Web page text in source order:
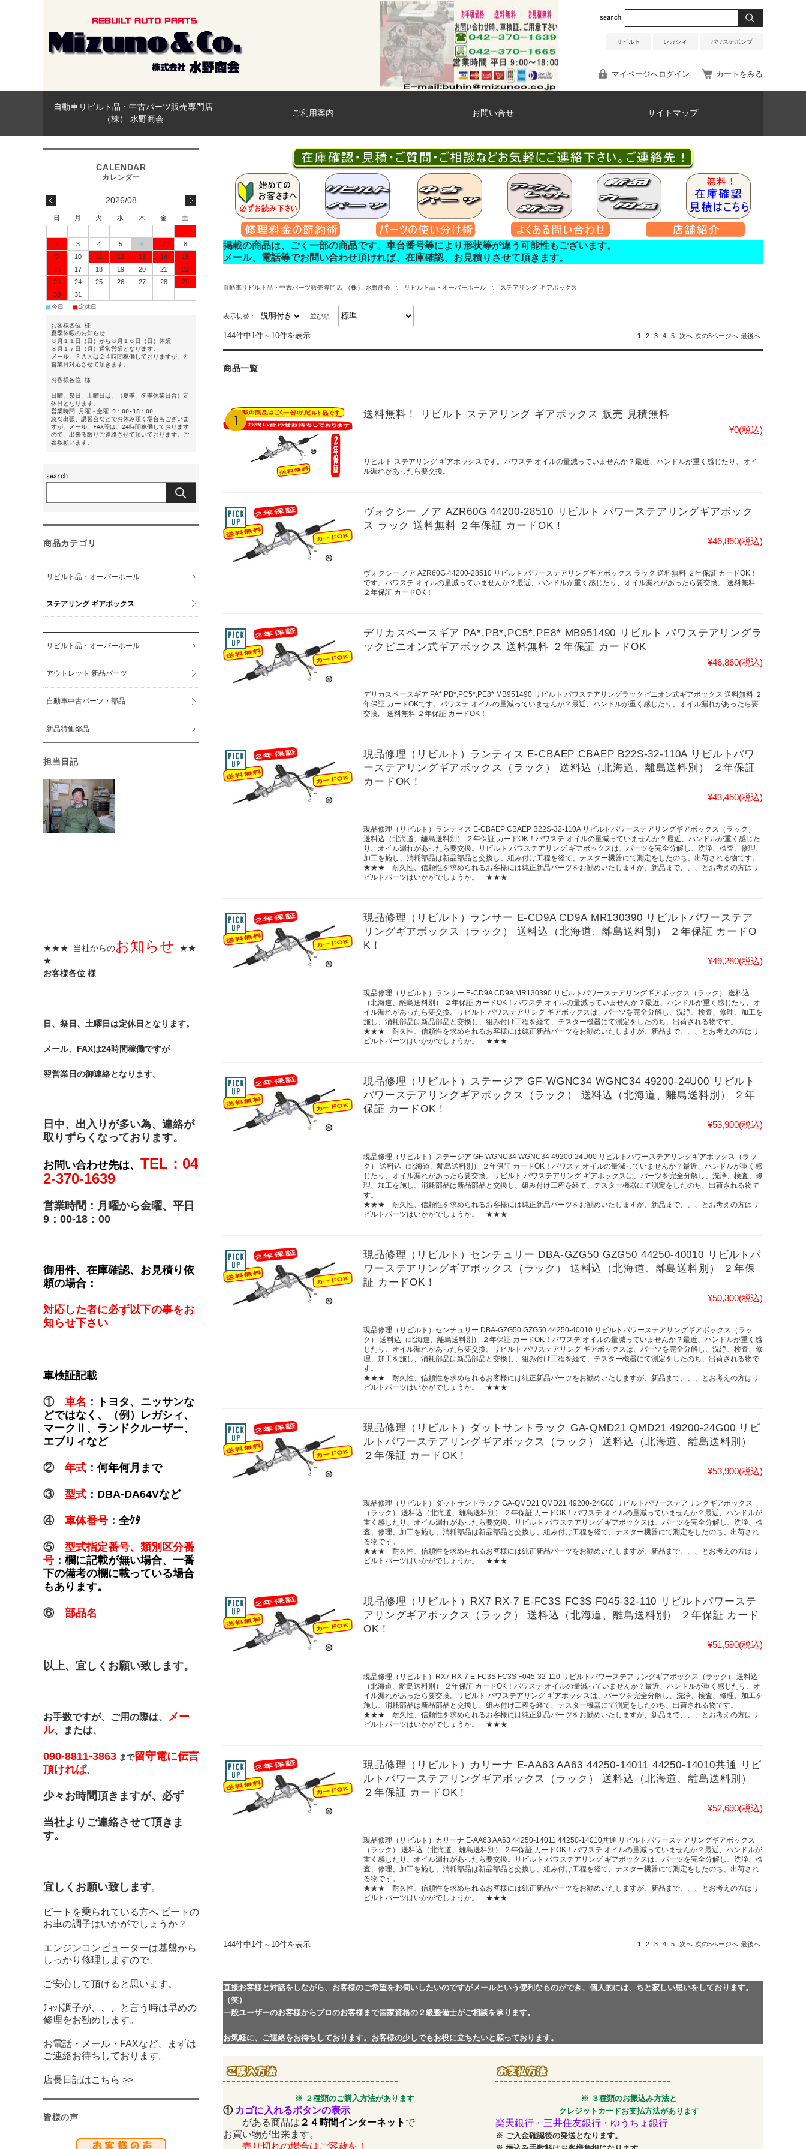
リビルト レガシィ パワステポンプ
マイページへログイン カートをみる
自動車リビルト品・中古パーツ販売専門店
（株） 水野商会
ご利用案内 お問い合せ サイトマップ
掲載の商品は、ごく一部の商品です。車台番号等により形状等が違う可能性もございます。
メール、電話等でお問い合わせ頂ければ、在庫確認、お見積りさせて頂きます。
自動車リビルト品・中古パーツ販売専門店 （株） 水野商会 リビルト品・オーバーホール ステアリング ギアボックス
表示切替： 並び順：
144件中1件～10件を表示 1 2 3 4 5 次へ 次の5ページへ 最後へ
商品一覧
送料無料！ リビルト ステアリング ギアボックス 販売 見積無料
¥0(税込)
リビルト ステアリング ギアボックスです。パワステ オイルの量減っていませんか？最近、ハンドルが重く感じたり、オイ
ル漏れがあったら要交換。
ヴォクシー ノア AZR60G 44200-28510 リビルト パワーステアリングギアボック
ス ラック 送料無料 ２年保証 カードOK！
¥46,860(税込)
ヴォクシー ノア AZR60G 44200-28510 リビルト パワーステアリングギアボックス ラック 送料無料 ２年保証 カードOK！
です。パワステ オイルの量減っていませんか？最近、ハンドルが重く感じたり、オイル漏れがあったら要交換。 送料無料
２年保証 カードOK！
デリカスペースギア PA*,PB*,PC5*,PE8* MB951490 リビルト パワステアリングラ
ックピニオン式ギアボックス 送料無料 ２年保証 カードOK
¥46,860(税込)
デリカスペースギア PA*,PB*,PC5*,PE8* MB951490 リビルト パワステアリングラックピニオン式ギアボックス 送料無料 ２
年保証 カードOKです。パワステ オイルの量減っていませんか？最近、ハンドルが重く感じたり、オイル漏れがあったら要
交換。 送料無料 ２年保証 カードOK！
現品修理（リビルト）ランティス E-CBAEP CBAEP B22S-32-110A リビルトパワ
ーステアリングギアボックス（ラック） 送料込（北海道、離島送料別） ２年保証
カードOK！
¥43,450(税込)
現品修理（リビルト）ランティス E-CBAEP CBAEP B22S-32-110A リビルトパワーステアリングギアボックス（ラック）
送料込（北海道、離島送料別） ２年保証 カードOK！パワステ オイルの量減っていませんか？最近、ハンドルが重く感じた
り、オイル漏れがあったら要交換。リビルト パワステアリング ギアボックスは、パーツを完全分解し、洗浄、検査、修理、
加工を施し、消耗部品は新品部品と交換し、組み付け工程を経て、テスター機器にて測定をしたのち、出荷される物です。
★★★ 耐久性、信頼性を求められるお客様には純正新品パーツをお勧めいたしますが、新品まで、、、とお考えの方はリ
ビルトパーツはいかがでしょうか。 ★★★
現品修理（リビルト）ランサー E-CD9A CD9A MR130390 リビルトパワーステア
リングギアボックス（ラック） 送料込（北海道、離島送料別） ２年保証 カードO
K！
¥49,280(税込)
現品修理（リビルト）ランサー E-CD9A CD9A MR130390 リビルトパワーステアリングギアボックス（ラック） 送料込
（北海道、離島送料別） ２年保証 カードOK！パワステ オイルの量減っていませんか？最近、ハンドルが重く感じたり、オ
イル漏れがあったら要交換。リビルト パワステアリング ギアボックスは、パーツを完全分解し、洗浄、検査、修理、加工を
施し、消耗部品は新品部品と交換し、組み付け工程を経て、テスター機器にて測定をしたのち、出荷される物です。
★★★ 耐久性、信頼性を求められるお客様には純正新品パーツをお勧めいたしますが、新品まで、、、とお考えの方はリ
ビルトパーツはいかがでしょうか。 ★★★
現品修理（リビルト）ステージア GF-WGNC34 WGNC34 49200-24U00 リビルト
パワーステアリングギアボックス（ラック） 送料込（北海道、離島送料別） ２年
保証 カードOK！
¥53,900(税込)
現品修理（リビルト）ステージア GF-WGNC34 WGNC34 49200-24U00 リビルトパワーステアリングギアボックス（ラッ
ク） 送料込（北海道、離島送料別） ２年保証 カードOK！パワステ オイルの量減っていませんか？最近、ハンドルが重く感
じたり、オイル漏れがあったら要交換。リビルト パワステアリング ギアボックスは、パーツを完全分解し、洗浄、検査、修
理、加工を施し、消耗部品は新品部品と交換し、組み付け工程を経て、テスター機器にて測定をしたのち、出荷される物で
す。
★★★ 耐久性、信頼性を求められるお客様には純正新品パーツをお勧めいたしますが、新品まで、、、とお考えの方はリ
ビルトパーツはいかがでしょうか。 ★★★
現品修理（リビルト）センチュリー DBA-GZG50 GZG50 44250-40010 リビルトパ
ワーステアリングギアボックス（ラック） 送料込（北海道、離島送料別） ２年保
証 カードOK！
¥50,300(税込)
現品修理（リビルト）センチュリー DBA-GZG50 GZG50 44250-40010 リビルトパワーステアリングギアボックス（ラッ
ク） 送料込（北海道、離島送料別） ２年保証 カードOK！パワステ オイルの量減っていませんか？最近、ハンドルが重く感
じたり、オイル漏れがあったら要交換。リビルト パワステアリング ギアボックスは、パーツを完全分解し、洗浄、検査、修
理、加工を施し、消耗部品は新品部品と交換し、組み付け工程を経て、テスター機器にて測定をしたのち、出荷される物で
す。
★★★ 耐久性、信頼性を求められるお客様には純正新品パーツをお勧めいたしますが、新品まで、、、とお考えの方はリ
ビルトパーツはいかがでしょうか。 ★★★
現品修理（リビルト）ダットサントラック GA-QMD21 QMD21 49200-24G00 リビ
ルトパワーステアリングギアボックス（ラック） 送料込（北海道、離島送料別）
２年保証 カードOK！
¥53,900(税込)
現品修理（リビルト）ダットサントラック GA-QMD21 QMD21 49200-24G00 リビルトパワーステアリングギアボックス
（ラック） 送料込（北海道、離島送料別） ２年保証 カードOK！パワステ オイルの量減っていませんか？最近、ハンドルが
重く感じたり、オイル漏れがあったら要交換。リビルト パワステアリング ギアボックスは、パーツを完全分解し、洗浄、検
査、修理、加工を施し、消耗部品は新品部品と交換し、組み付け工程を経て、テスター機器にて測定をしたのち、出荷され
る物です。
★★★ 耐久性、信頼性を求められるお客様には純正新品パーツをお勧めいたしますが、新品まで、、、とお考えの方はリ
ビルトパーツはいかがでしょうか。 ★★★
現品修理（リビルト）RX7 RX-7 E-FC3S FC3S F045-32-110 リビルトパワーステ
アリングギアボックス（ラック） 送料込（北海道、離島送料別） ２年保証 カード
OK！
¥51,590(税込)
現品修理（リビルト）RX7 RX-7 E-FC3S FC3S F045-32-110 リビルトパワーステアリングギアボックス（ラック） 送料込
（北海道、離島送料別） ２年保証 カードOK！パワステ オイルの量減っていませんか？最近、ハンドルが重く感じたり、オ
イル漏れがあったら要交換。リビルト パワステアリング ギアボックスは、パーツを完全分解し、洗浄、検査、修理、加工を
施し、消耗部品は新品部品と交換し、組み付け工程を経て、テスター機器にて測定をしたのち、出荷される物です。
★★★ 耐久性、信頼性を求められるお客様には純正新品パーツをお勧めいたしますが、新品まで、、、とお考えの方はリ
ビルトパーツはいかがでしょうか。 ★★★
現品修理（リビルト）カリーナ E-AA63 AA63 44250-14011 44250-14010共通 リビ
ルトパワーステアリングギアボックス（ラック） 送料込（北海道、離島送料別）
２年保証 カードOK！
¥52,690(税込)
現品修理（リビルト）カリーナ E-AA63 AA63 44250-14011 44250-14010共通 リビルトパワーステアリングギアボックス
（ラック） 送料込（北海道、離島送料別） ２年保証 カードOK！パワステ オイルの量減っていませんか？最近、ハンドルが
重く感じたり、オイル漏れがあったら要交換。リビルト パワステアリング ギアボックスは、パーツを完全分解し、洗浄、検
査、修理、加工を施し、消耗部品は新品部品と交換し、組み付け工程を経て、テスター機器にて測定をしたのち、出荷され
る物です。
★★★ 耐久性、信頼性を求められるお客様には純正新品パーツをお勧めいたしますが、新品まで、、、とお考えの方はリ
ビルトパーツはいかがでしょうか。 ★★★
144件中1件～10件を表示 1 2 3 4 5 次へ 次の5ページへ 最後へ
直接お客様と対話をしながら、お客様のご希望をお伺いしたいのですがメールという便利なものができ、個人的には、ちと寂しい思いをしております。
（笑）
一般ユーザーのお客様からプロのお客様まで国家資格の２級整備士がご相談を承ります。
お気軽に、ご連絡をお待ちしております。お客様の少しでもお役に立ちたいと願っております。
※ ２種類のご購入方法があります
※ ３種類のお振込み方法と
クレジットカードお支払方法があります
① カゴに入れるボタンの表示
がある商品は ２４時間インターネット で
お買い物が出来ます。
売り切れの場合はご容赦を！
楽天銀行・三井住友銀行・ゆうちょ銀行
※ ご入金確認後の発送となります。
2026/08
日 月 火 水 木 金
土
1
2
3 4 5 6 7
8
9
10 11 12 13 14
15
16
17 18 19 20 21
22
23
24 25 26 27 28
29
30
31
■今日 ■定休日
お客様各位 様
夏季休暇のお知らせ
８月１１日（日）から８月１６日（日）休業
８月１７日（月）通常営業となります。
メール、ＦＡＸは２４時間稼働しておりますが、翌
営業日対応させて頂きます。
お客様各位 様
日曜、祭日、土曜日は、（夏季、冬季休業日含）定
休日となります。
営業時間 月曜～金曜 9：00-18：00
急な出張、講習会などでお休み頂く場合もございま
すが、メール、FAX等は、24時間稼働しております
ので、出来る限りご連絡させて頂いております。ご
容赦願います。
商品カテゴリ
リビルト品・オーバーホール
ステアリング ギアボックス
リビルト品・オーバーホール
アウトレット 新品パーツ
自動車中古パーツ・部品
新品特価部品
担当日記
★★★ 当社からのお知らせ
★★
★
お客様各位 様
日、祭日、土曜日は定休日となります。
メール、FAXは24時間稼働ですが
翌営業日の御連絡となります。
日中、出入りが多い為、連絡が
取りずらくなっております。
お問い合わせ先は、 TEL：04
2-370-1639
営業時間：月曜から金曜、平日
9：00-18：00
御用件、在庫確認、お見積り依
頼の場合：
対応した者に必ず以下の事をお
知らせ下さい
車検証記載
① 車名 ：
トヨタ、ニッサンな
どではなく、（例）レガシィ、
マークⅡ、ランドクルーザー、
エブリィなど
② 年式 ： 何年何月まで
③ 型式 ： DBA-DA64Vなど
④ 車体番号 ： 全ｹﾀ
⑤ 型式指定番号、類別区分番
号 ： 欄に記載が無い場合、一番
下の備考の欄に載っている場合
もあります。
⑥ 部品名
以上、宜しくお願い致します。
お手数ですが、ご用の際は、 メー
ル、または、
090-8811-3863 まで留守電に伝言
頂ければ、
少々お時間頂きますが、必ず
当社よりご連絡させて頂きま
す。
宜しくお願い致します。
ビートを乗られている方へ ビートの
お車の調子はいかがでしょうか？
エンジンコンピューターは基盤から
しっかり修理しますので、
ご安心して頂けると思います。
ﾁｮｯﾄ調子が、、、と言う時は早めの
修理をお勧めします。
お電話・メール・FAXなど、まずは
ご連絡お待ちしております。
店長日記はこちら >>
皆様の声